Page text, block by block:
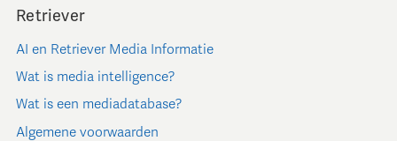
Retriever
AI en Retriever Media Informatie
Wat is media intelligence?
Wat is een mediadatabase?
Algemene voorwaarden